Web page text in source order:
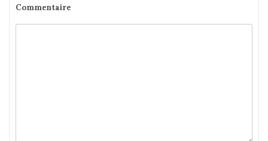
Commentaire